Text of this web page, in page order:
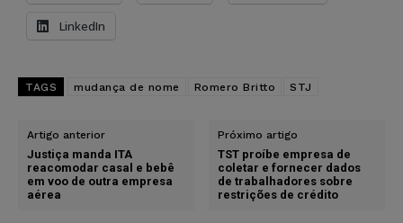
LinkedIn
TAGS mudança de nome Romero Britto STJ
Artigo anterior
Justiça manda ITA
reacomodar casal e bebê
em voo de outra empresa
aérea
Próximo artigo
TST proíbe empresa de
coletar e fornecer dados
de trabalhadores sobre
restrições de crédito